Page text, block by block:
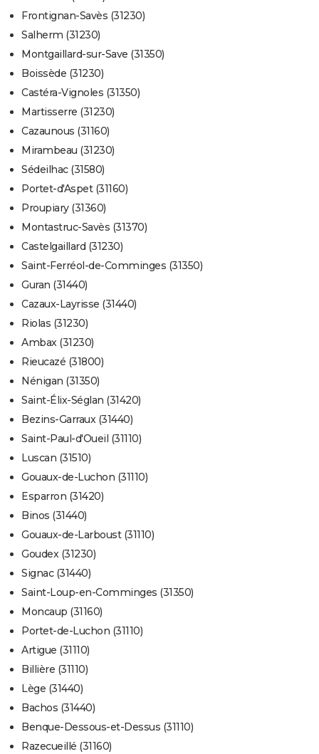
Frontignan-Savès (31230)
Salherm (31230)
Montgaillard-sur-Save (31350)
Boissède (31230)
Castéra-Vignoles (31350)
Martisserre (31230)
Cazaunous (31160)
Mirambeau (31230)
Sédeilhac (31580)
Portet-d'Aspet (31160)
Proupiary (31360)
Montastruc-Savès (31370)
Castelgaillard (31230)
Saint-Ferréol-de-Comminges (31350)
Guran (31440)
Cazaux-Layrisse (31440)
Riolas (31230)
Ambax (31230)
Rieucazé (31800)
Nénigan (31350)
Saint-Élix-Séglan (31420)
Bezins-Garraux (31440)
Saint-Paul-d'Oueil (31110)
Luscan (31510)
Gouaux-de-Luchon (31110)
Esparron (31420)
Binos (31440)
Gouaux-de-Larboust (31110)
Goudex (31230)
Signac (31440)
Saint-Loup-en-Comminges (31350)
Moncaup (31160)
Portet-de-Luchon (31110)
Artigue (31110)
Billière (31110)
Lège (31440)
Bachos (31440)
Benque-Dessous-et-Dessus (31110)
Razecueillé (31160)